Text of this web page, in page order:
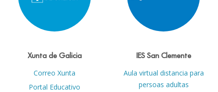
Xunta de Galicia
Correo Xunta
Portal Educativo
IES San Clemente
Aula virtual distancia para
persoas adultas